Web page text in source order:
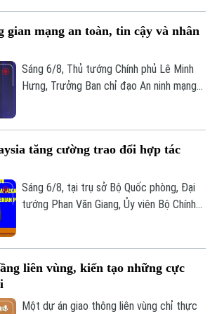
"bảo vệ hệ thống" và "bảo vệ con người",
Nhân dân làm thước đo cao nhất cho mọi
chính sách.
gian mạng an toàn, tin cậy và nhân
Sáng 6/8, Thủ tướng Chính phủ Lê Minh
Hưng, Trưởng Ban chỉ đạo An ninh mạng
hoạt động do Ban Chỉ đạo An ninh mạng
với chủ đề “Vì một không gian mạng nhân
văn cho mỗi người”.
tăng cường trao đổi hợp tác
Sáng 6/8, tại trụ sở Bộ Quốc phòng, Đại
tướng Phan Văn Giang, Ủy viên Bộ Chính
Dato' Seri Mohamed Khaled bin Nordin.
liên vùng, kiến tạo những cực
Một dự án giao thông liên vùng chỉ thực